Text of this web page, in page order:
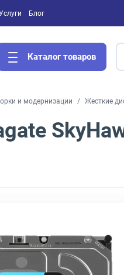
Блог
Каталог товаров
и модернизации Жесткие